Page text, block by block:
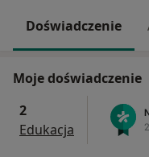
Doświadczenie
Moje doświadczenie
2
Edukacja